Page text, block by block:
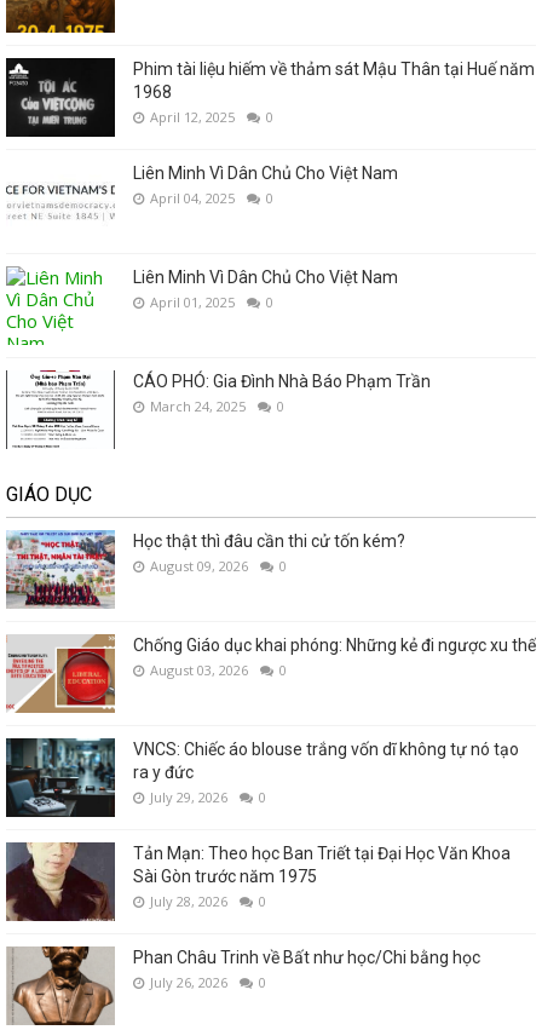
Phim tài liệu hiếm về thảm sát Mậu Thân tại Huế năm
1968
April 12, 2025 0
Liên Minh Vì Dân Chủ Cho Việt Nam
April 04, 2025 0
Liên Minh Vì Dân Chủ Cho Việt Nam
April 01, 2025 0
CÁO PHÓ: Gia Đình Nhà Báo Phạm Trần
March 24, 2025 0
GIÁO DỤC
Học thật thì đâu cần thi cử tốn kém?
August 09, 2026 0
Chống Giáo dục khai phóng: Những kẻ đi ngược xu thế
August 03, 2026 0
VNCS: Chiếc áo blouse trắng vốn dĩ không tự nó tạo
ra y đức
July 29, 2026 0
Tản Mạn: Theo học Ban Triết tại Đại Học Văn Khoa
Sài Gòn trước năm 1975
July 28, 2026 0
Phan Châu Trinh về Bất như học/Chi bằng học
July 26, 2026 0